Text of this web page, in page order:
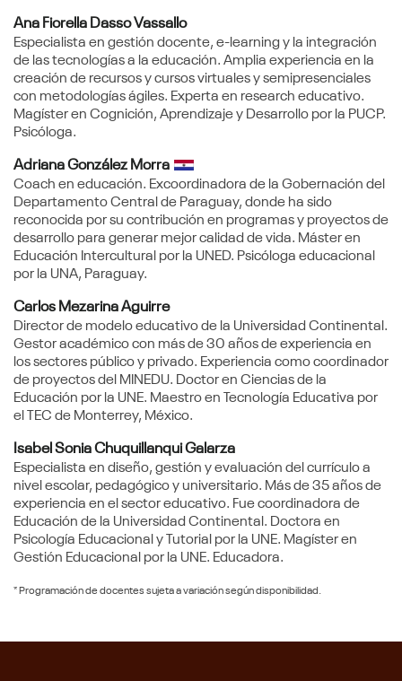
Ana Fiorella Dasso Vassallo
Especialista en gestión docente, e-learning y la integración
de las tecnologías a la educación. Amplia experiencia en la
creación de recursos y cursos virtuales y semipresenciales
con metodologías ágiles. Experta en research educativo.
Magíster en Cognición, Aprendizaje y Desarrollo por la PUCP.
Psicóloga.
Adriana González Morra
Coach en educación. Excoordinadora de la Gobernación del
Departamento Central de Paraguay, donde ha sido
reconocida por su contribución en programas y proyectos de
desarrollo para generar mejor calidad de vida. Máster en
Educación Intercultural por la UNED. Psicóloga educacional
por la UNA, Paraguay.
Carlos Mezarina Aguirre
Director de modelo educativo de la Universidad Continental.
Gestor académico con más de 30 años de experiencia en
los sectores público y privado. Experiencia como coordinador
de proyectos del MINEDU. Doctor en Ciencias de la
Educación por la UNE. Maestro en Tecnología Educativa por
el TEC de Monterrey, México.
Isabel Sonia Chuquillanqui Galarza
Especialista en diseño, gestión y evaluación del currículo a
nivel escolar, pedagógico y universitario. Más de 35 años de
experiencia en el sector educativo. Fue coordinadora de
Educación de la Universidad Continental. Doctora en
Psicología Educacional y Tutorial por la UNE. Magíster en
Gestión Educacional por la UNE. Educadora.
* Programación de docentes sujeta a variación según disponibilidad.